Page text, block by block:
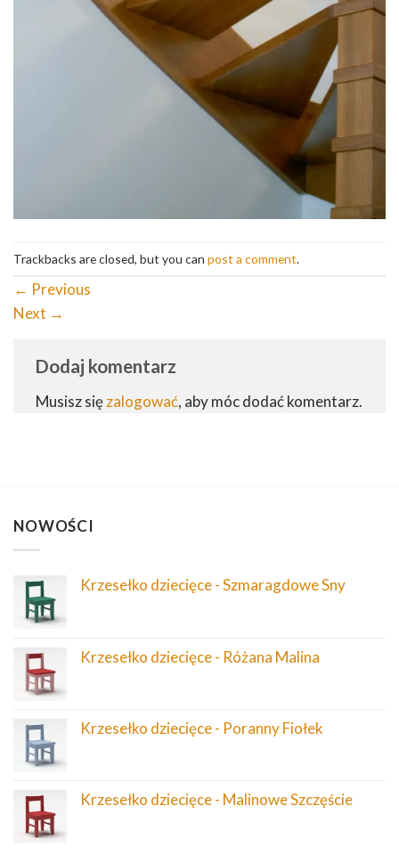
Trackbacks are closed, but you can post a comment.
← Previous
Next →
Dodaj komentarz
Musisz sięzalogować, aby móc dodać komentarz.
NOWOŚCI
Krzesełko dziecięce - Szmaragdowe Sny
Krzesełko dziecięce - Różana Malina
Krzesełko dziecięce - Poranny Fiołek
Krzesełko dziecięce - Malinowe Szczęście